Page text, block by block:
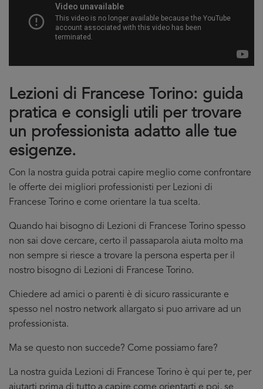
Lezioni di Francese Torino: guida
pratica e consigli utili per trovare
un professionista adatto alle tue
esigenze.
Con la nostra guida potrai capire meglio come confrontare
le offerte dei migliori professionisti per Lezioni di
Francese Torino e come orientare la tua scelta.
Quando hai bisogno di Lezioni di Francese Torino spesso
non sai dove cercare, certo il passaparola aiuta molto ma
non sempre si riesce a trovare la persona esperta per il
nostro bisogno di Lezioni di Francese Torino.
Chiedere ad amici o parenti è di sicuro rassicurante e
spesso nel nostro network allargato si puo arrivare ad un
professionista.
Ma se questo non succede? Come possiamo fare?
La nostra guida Lezioni di Francese Torino è qui per te, per